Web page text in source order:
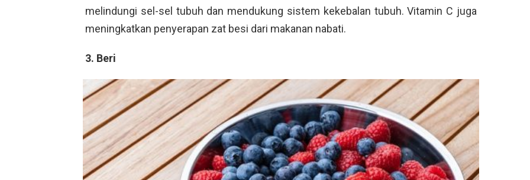
melindungi sel-sel tubuh dan mendukung sistem kekebalan tubuh. Vitamin C juga
meningkatkan penyerapan zat besi dari makanan nabati.
3. Beri